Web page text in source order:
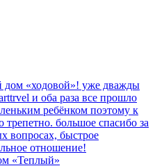
дом «ходовой»! уже дважды
и оба раза все прошло
ребёнком поэтому к
трепетно. большое спасибо за
вопросах, быстрое
отношение!